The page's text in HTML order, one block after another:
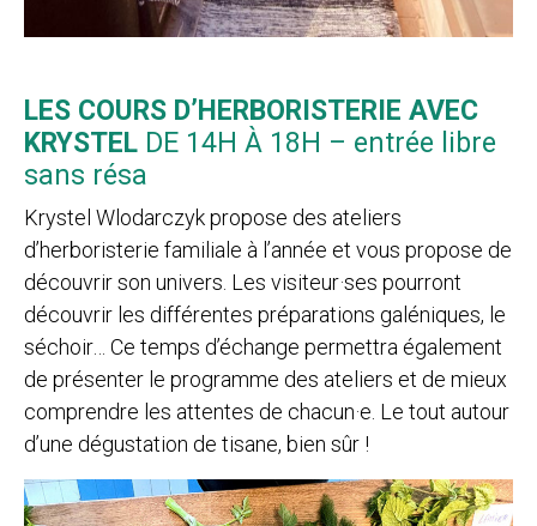
LES COURS D’HERBORISTERIE AVEC
KRYSTEL DE 14H À 18H – entrée libre
sans résa
Krystel Wlodarczyk propose des ateliers
d’herboristerie familiale à l’année et vous propose de
découvrir son univers. Les visiteur·ses pourront
découvrir les différentes préparations galéniques, le
séchoir… Ce temps d’échange permettra également
de présenter le programme des ateliers et de mieux
comprendre les attentes de chacun·e. Le tout autour
d’une dégustation de tisane, bien sûr !